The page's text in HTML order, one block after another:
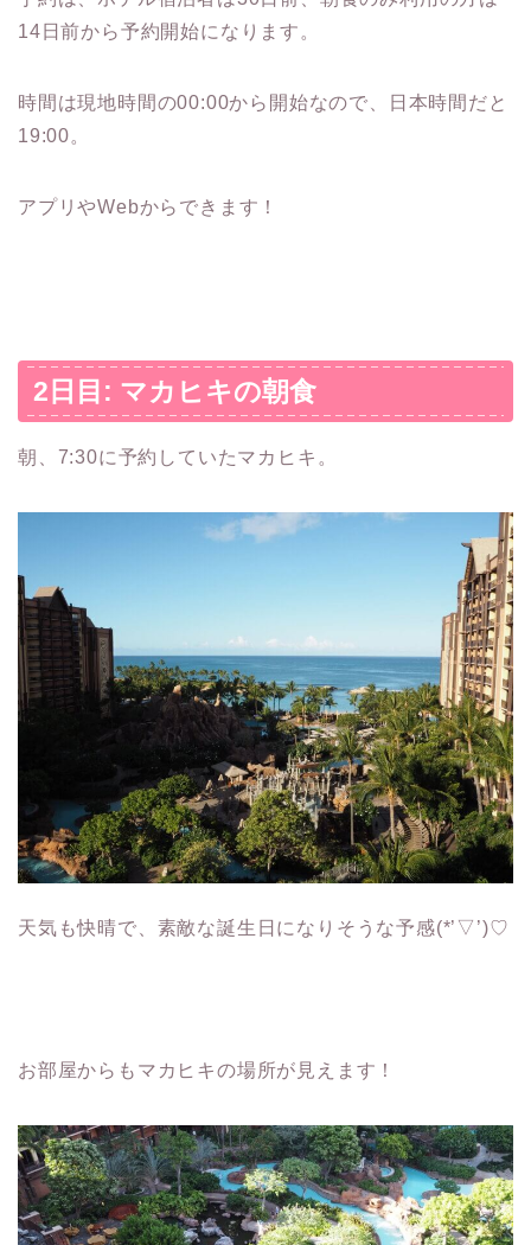
14日前から予約開始になります。
時間は現地時間の00:00から開始なので、日本時間だと
19:00。
アプリやWebからできます！
2日目: マカヒキの朝食
朝、7:30に予約していたマカヒキ。
天気も快晴で、素敵な誕生日になりそうな予感(*’▽’)♡
お部屋からもマカヒキの場所が見えます！